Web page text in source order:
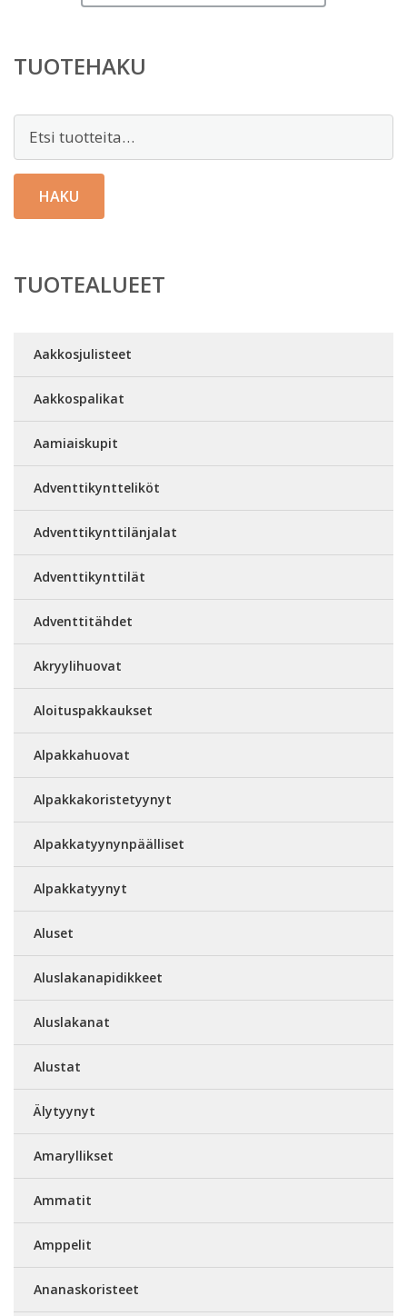
TUOTEHAKU
Etsi:
HAKU
TUOTEALUEET
Aakkosjulisteet
Aakkospalikat
Aamiaiskupit
Adventtikyntteliköt
Adventtikynttilänjalat
Adventtikynttilät
Adventtitähdet
Akryylihuovat
Aloituspakkaukset
Alpakkahuovat
Alpakkakoristetyynyt
Alpakkatyynynpäälliset
Alpakkatyynyt
Aluset
Aluslakanapidikkeet
Aluslakanat
Alustat
Älytyynyt
Amaryllikset
Ammatit
Amppelit
Ananaskoristeet